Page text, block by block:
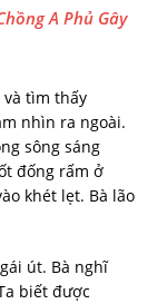
A Phủ Gây
tìm thấy
nhìn ra ngoài.
sông sáng
đống rấm ở
khét lẹt. Bà lão
út. Bà nghĩ
biết được